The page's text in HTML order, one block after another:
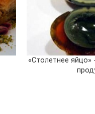
«Столетнее яйцо»